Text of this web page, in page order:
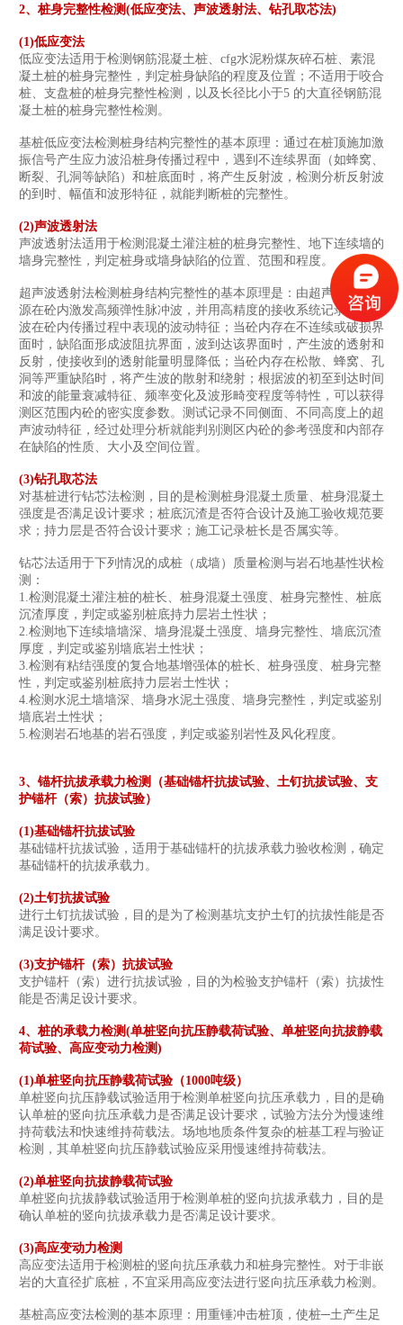
2、桩身完整性检测(低应变法、声波透射法、钻孔取芯法)
(1)低应变法
低应变法适用于检测钢筋混凝土桩、cfg水泥粉煤灰碎石桩、素混
凝土桩的桩身完整性，判定桩身缺陷的程度及位置；不适用于咬合
桩、支盘桩的桩身完整性检测，以及长径比小于5 的大直径钢筋混
凝土桩的桩身完整性检测。
基桩低应变法检测桩身结构完整性的基本原理：通过在桩顶施加激
振信号产生应力波沿桩身传播过程中，遇到不连续界面（如蜂窝、
断裂、孔洞等缺陷）和桩底面时，将产生反射波，检测分析反射波
的到时、幅值和波形特征，就能判断桩的完整性。
(2)声波透射法
声波透射法适用于检测混凝土灌注桩的桩身完整性、地下连续墙的
墙身完整性，判定桩身或墙身缺陷的位置、范围和程度。
超声波透射法检测桩身结构完整性的基本原理是：由超声脉冲发射
源在砼内激发高频弹性脉冲波，并用高精度的接收系统记录该脉冲
波在砼内传播过程中表现的波动特征；当砼内存在不连续或破损界
面时，缺陷面形成波阻抗界面，波到达该界面时，产生波的透射和
反射，使接收到的透射能量明显降低；当砼内存在松散、蜂窝、孔
洞等严重缺陷时，将产生波的散射和绕射；根据波的初至到达时间
和波的能量衰减特征、频率变化及波形畸变程度等特性，可以获得
测区范围内砼的密实度参数。测试记录不同侧面、不同高度上的超
声波动特征，经过处理分析就能判别测区内砼的参考强度和内部存
在缺陷的性质、大小及空间位置。
(3)钻孔取芯法
对基桩进行钻芯法检测，目的是检测桩身混凝土质量、桩身混凝土
强度是否满足设计要求；桩底沉渣是否符合设计及施工验收规范要
求；持力层是否符合设计要求；施工记录桩长是否属实等。
钻芯法适用于下列情况的成桩（成墙）质量检测与岩石地基性状检
测：
1.检测混凝土灌注桩的桩长、桩身混凝土强度、桩身完整性、桩底
沉渣厚度，判定或鉴别桩底持力层岩土性状；
2.检测地下连续墙墙深、墙身混凝土强度、墙身完整性、墙底沉渣
厚度，判定或鉴别墙底岩土性状；
3.检测有粘结强度的复合地基增强体的桩长、桩身强度、桩身完整
性，判定或鉴别桩底持力层岩土性状；
4.检测水泥土墙墙深、墙身水泥土强度、墙身完整性，判定或鉴别
墙底岩土性状；
5.检测岩石地基的岩石强度，判定或鉴别岩性及风化程度。
3、锚杆抗拔承载力检测（基础锚杆抗拔试验、土钉抗拔试验、支
护锚杆（索）抗拔试验）
(1)基础锚杆抗拔试验
基础锚杆抗拔试验，适用于基础锚杆的抗拔承载力验收检测，确定
基础锚杆的抗拔承载力。
(2)土钉抗拔试验
进行土钉抗拔试验，目的是为了检测基坑支护土钉的抗拔性能是否
满足设计要求。
(3)支护锚杆（索）抗拔试验
支护锚杆（索）进行抗拔试验，目的为检验支护锚杆（索）抗拔性
能是否满足设计要求。
4、桩的承载力检测(单桩竖向抗压静载荷试验、单桩竖向抗拔静载
荷试验、高应变动力检测)
(1)单桩竖向抗压静载荷试验（1000吨级）
单桩竖向抗压静载试验适用于检测单桩竖向抗压承载力，目的是确
认单桩的竖向抗压承载力是否满足设计要求，试验方法分为慢速维
持荷载法和快速维持荷载法。场地地质条件复杂的桩基工程与验证
检测，其单桩竖向抗压静载试验应采用慢速维持荷载法。
(2)单桩竖向抗拔静载荷试验
单桩竖向抗拔静载试验适用于检测单桩的竖向抗拔承载力，目的是
确认单桩的竖向抗拔承载力是否满足设计要求。
(3)高应变动力检测
高应变法适用于检测桩的竖向抗压承载力和桩身完整性。对于非嵌
岩的大直径扩底桩，不宜采用高应变法进行竖向抗压承载力检测。
基桩高应变法检测的基本原理：用重锤冲击桩顶，使桩─土产生足